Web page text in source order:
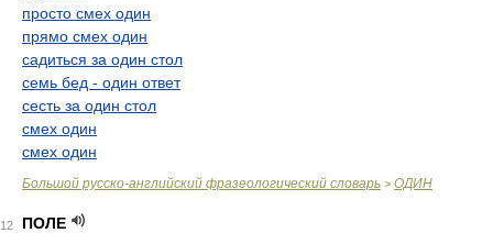
просто смех один
прямо смех один
садиться за один стол
семь бед - один ответ
сесть за один стол
смех один
смех один
Большой русско-английский фразеологический словарь > ОДИН
12
ПОЛЕ